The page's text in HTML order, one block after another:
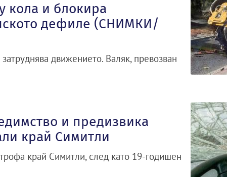
кола и блокира
дефиле (СНИМКИ/
движението. Валяк, превозван
и предизвика
край Симитли
край Симитли, след като 19-годишен